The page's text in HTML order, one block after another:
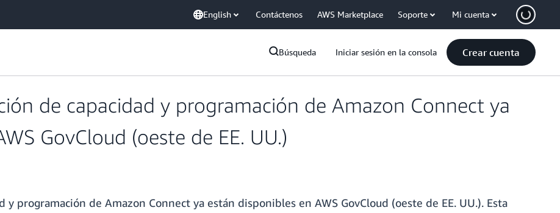
English Contáctenos AWS Marketplace Soporte Mi cuenta
Búsqueda Iniciar sesión en la consola Crear cuenta
de capacidad y programación de Amazon Connect ya
GovCloud (oeste de EE. UU.)
programación de Amazon Connect ya están disponibles en AWS GovCloud (oeste de EE. UU.). Esta